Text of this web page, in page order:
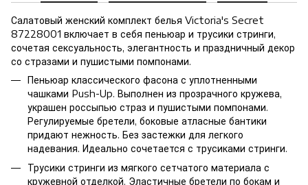
Салатовый женский комплект белья Victoria's Secret
87228001 включает в себя пеньюар и трусики стринги,
сочетая сексуальность, элегантность и праздничный декор
со стразами и пушистыми помпонами.
Пеньюар классического фасона с уплотненными
чашками Push-Up. Выполнен из прозрачного кружева,
украшен россыпью страз и пушистыми помпонами.
Регулируемые бретели, боковые атласные бантики
придают нежность. Без застежки для легкого
надевания. Идеально сочетается с трусиками стринги.
Трусики стринги из мягкого сетчатого материала с
кружевной отделкой. Эластичные бретели по бокам и